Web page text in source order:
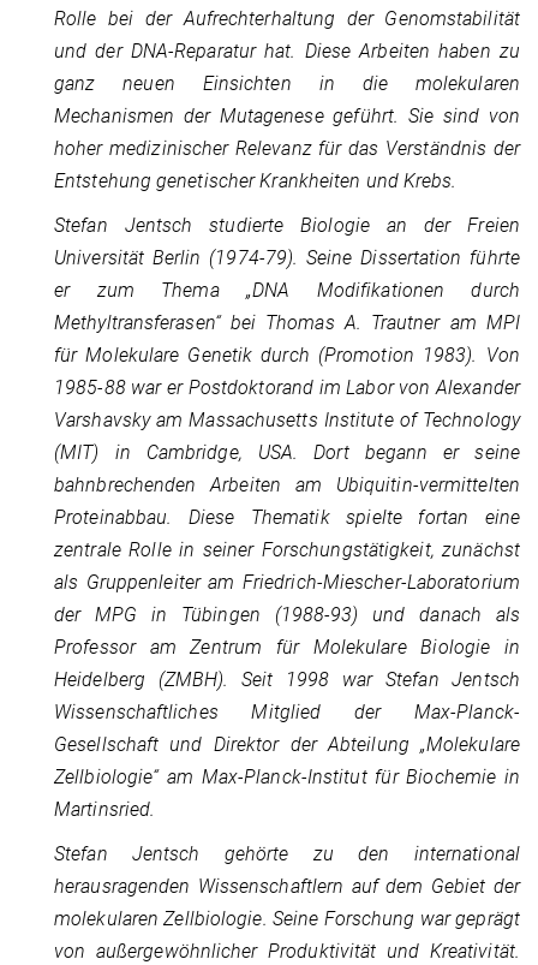
Rolle bei der Aufrechterhaltung der Genomstabilität
und der DNA-Reparatur hat. Diese Arbeiten haben zu
ganz neuen Einsichten in die molekularen
Mechanismen der Mutagenese geführt. Sie sind von
hoher medizinischer Relevanz für das Verständnis der
Entstehung genetischer Krankheiten und Krebs.
Stefan Jentsch studierte Biologie an der Freien
Universität Berlin (1974-79). Seine Dissertation führte
er zum Thema „DNA Modifikationen durch
Methyltransferasen“ bei Thomas A. Trautner am MPI
für Molekulare Genetik durch (Promotion 1983). Von
1985-88 war er Postdoktorand im Labor von Alexander
Varshavsky am Massachusetts Institute of Technology
(MIT) in Cambridge, USA. Dort begann er seine
bahnbrechenden Arbeiten am Ubiquitin-vermittelten
Proteinabbau. Diese Thematik spielte fortan eine
zentrale Rolle in seiner Forschungstätigkeit, zunächst
als Gruppenleiter am Friedrich-Miescher-Laboratorium
der MPG in Tübingen (1988-93) und danach als
Professor am Zentrum für Molekulare Biologie in
Heidelberg (ZMBH). Seit 1998 war Stefan Jentsch
Wissenschaftliches Mitglied der Max-Planck-
Gesellschaft und Direktor der Abteilung „Molekulare
Zellbiologie“ am Max-Planck-Institut für Biochemie in
Martinsried.
Stefan Jentsch gehörte zu den international
herausragenden Wissenschaftlern auf dem Gebiet der
molekularen Zellbiologie. Seine Forschung war geprägt
von außergewöhnlicher Produktivität und Kreativität.